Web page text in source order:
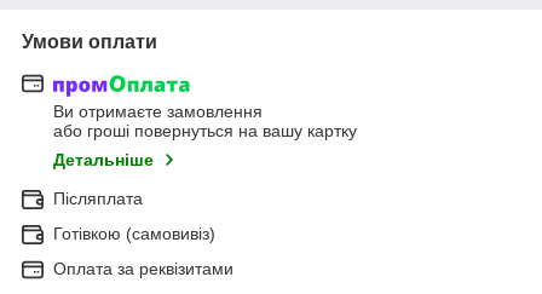
Умови оплати
Ви отримаєте замовлення
або гроші повернуться на вашу картку
Детальніше
Післяплата
Готівкою (самовивіз)
Оплата за реквізитами